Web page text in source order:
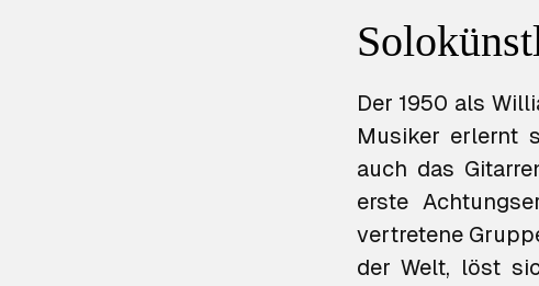
Der 1950 als
Musiker erlernt
auch das
erste
vertretene
der Welt, löst